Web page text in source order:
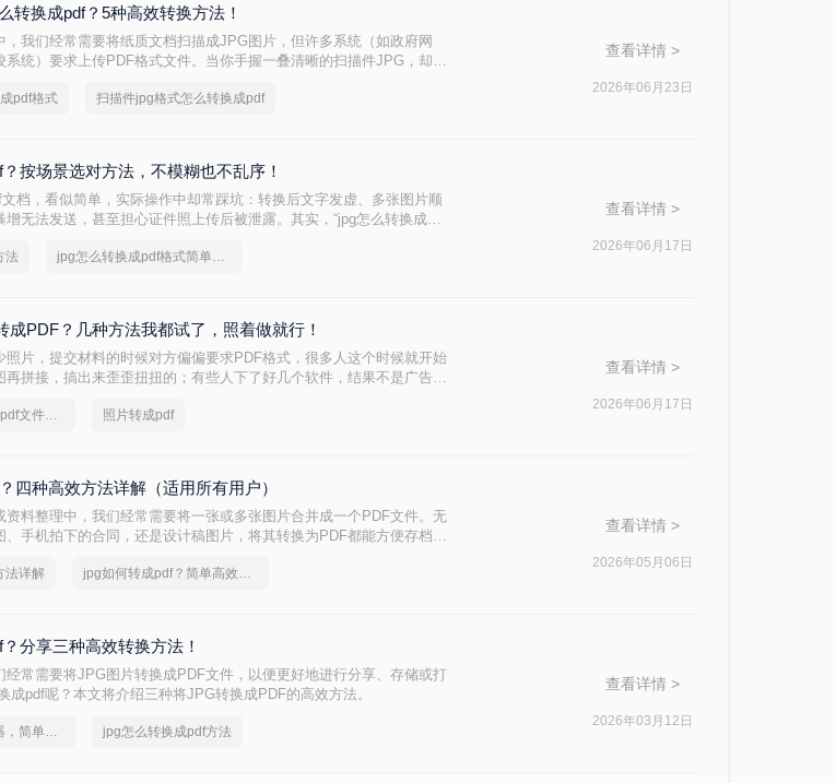
转换成pdf？5种高效转换方法！
，我们经常需要将纸质文档扫描成JPG图片，但许多系统（如政府网
系统）要求上传PDF格式文件。当你手握一叠清晰的扫描件JPG，却因
pdf格式 扫描件jpg格式怎么转换成pdf
查看详情 >
2026年06月23日
按场景选对方法，不模糊也不乱序！
档，看似简单，实际操作中却常踩坑：转换后文字发虚、多张图片顺
增无法发送，甚至担心证件照上传后被泄露。其实，“jpg怎么转换成
求极高，还是只求快速分享？本文将围绕在线免安装、本地批量处理、
法 jpg怎么转换成pdf格式简单方法
查看详情 >
2026年06月17日
成PDF？几种方法我都试了，照着做就行！
照片，提交材料的时候对方偏偏要求PDF格式，很多人这个时候就开始
再拼接，搞出来歪歪扭扭的；有些人下了好几个软件，结果不是广告弹
处理、系统自带、手机操作这几个不同场景，分别讲清楚每种做法的步
简单又好用的jpg转pdf文件方法，一般人我都不告诉他 照片转成pdf
查看详情 >
2026年06月17日
四种高效方法详解（适用所有用户）
资料整理中，我们经常需要将一张或多张图片合并成一个PDF文件。无
、手机拍下的合同，还是设计稿图片，将其转换为PDF都能方便存档、
，涵盖Windows、Mac、命令行工具和在线平台，每个方法均经过实测
法详解 jpg如何转成pdf？简单高效的恢复方法
查看详情 >
2026年05月06日
分享三种高效转换方法！
经常需要将JPG图片转换成PDF文件，以便更好地进行分享、存储或打
成pdf呢？本文将介绍三种将JPG转换成PDF的高效方法。
在线jpg转pdf转换器，简单高效的转换方法 jpg怎么转换成pdf方法
查看详情 >
2026年03月12日